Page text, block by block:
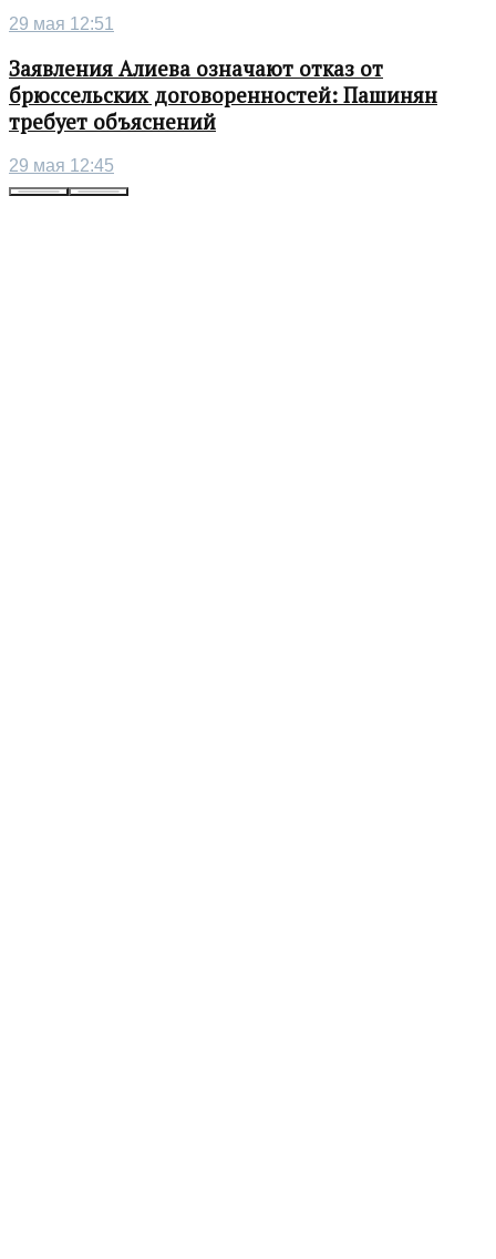
29 мая 12:51
Заявления Алиева означают отказ от
брюссельских договоренностей: Пашинян
требует объяснений
29 мая 12:45